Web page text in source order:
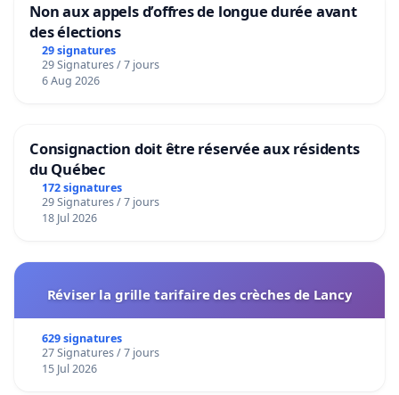
Non aux appels d’offres de longue durée avant
des élections
29 signatures
29 Signatures / 7 jours
6 Aug 2026
Consignaction doit être réservée aux résidents
du Québec
172 signatures
29 Signatures / 7 jours
18 Jul 2026
Réviser la grille tarifaire des crèches de Lancy
629 signatures
27 Signatures / 7 jours
15 Jul 2026